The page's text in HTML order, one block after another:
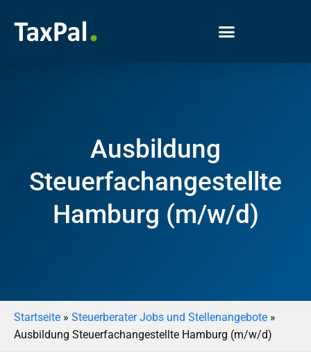
Ausbildung
Steuerfachangestellte
Hamburg (m/w/d)
Startseite » Steuerberater Jobs und Stellenangebote »
Ausbildung Steuerfachangestellte Hamburg (m/w/d)